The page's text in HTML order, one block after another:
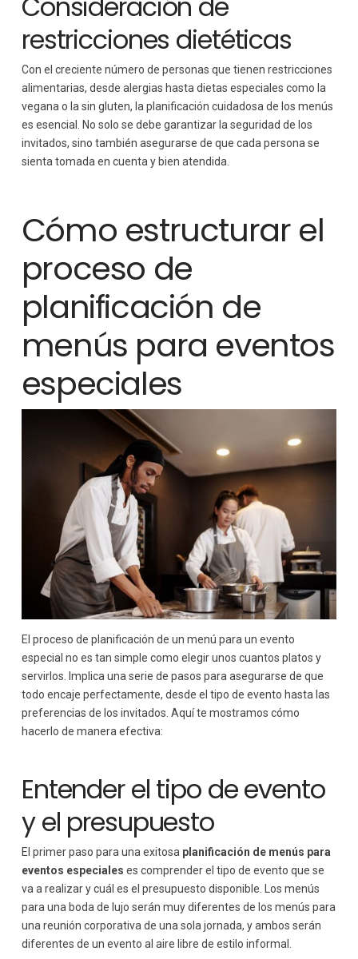
restricciones dietéticas
Con el creciente número de personas que tienen restricciones
alimentarias, desde alergias hasta dietas especiales como la
vegana o la sin gluten, la planificación cuidadosa de los menús
es esencial. No solo se debe garantizar la seguridad de los
invitados, sino también asegurarse de que cada persona se
sienta tomada en cuenta y bien atendida.
Cómo estructurar el
proceso de
planificación de
menús para eventos
especiales
El proceso de planificación de un menú para un evento
especial no es tan simple como elegir unos cuantos platos y
servirlos. Implica una serie de pasos para asegurarse de que
todo encaje perfectamente, desde el tipo de evento hasta las
preferencias de los invitados. Aquí te mostramos cómo
hacerlo de manera efectiva:
Entender el tipo de evento
y el presupuesto
El primer paso para una exitosa planificación de menús para
eventos especiales es comprender el tipo de evento que se
va a realizar y cuál es el presupuesto disponible. Los menús
para una boda de lujo serán muy diferentes de los menús para
una reunión corporativa de una sola jornada, y ambos serán
diferentes de un evento al aire libre de estilo informal.